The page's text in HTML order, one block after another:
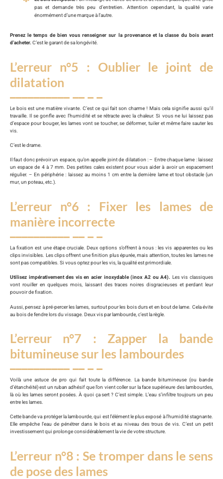
pas et demande très peu d’entretien. Attention cependant, la qualité varie
énormément d’une marque à l’autre.
Prenez le temps de bien vous renseigner sur la provenance et la classe du bois avant
d’acheter. C’est le garant de sa longévité.
L’erreur n°5 : Oublier le joint de
dilatation
Le bois est une matière vivante. C’est ce qui fait son charme ! Mais cela signifie aussi qu’il
travaille. Il se gonfle avec l’humidité et se rétracte avec la chaleur. Si vous ne lui laissez pas
d’espace pour bouger, les lames vont se toucher, se déformer, tuiler et même faire sauter les
vis.
C’est le drame.
Il faut donc prévoir un espace, qu’on appelle joint de dilatation : – Entre chaque lame : laissez
un espace de 4 à 7 mm. Des petites cales existent pour vous aider à avoir un espacement
régulier. – En périphérie : laissez au moins 1 cm entre la dernière lame et tout obstacle (un
mur, un poteau, etc.).
L’erreur n°6 : Fixer les lames de
manière incorrecte
La fixation est une étape cruciale. Deux options s’offrent à nous : les vis apparentes ou les
clips invisibles. Les clips offrent une finition plus épurée, mais attention, toutes les lames ne
sont pas compatibles. Si vous optez pour les vis, la qualité est primordiale.
Utilisez impérativement des vis en acier inoxydable (inox A2 ou A4). Les vis classiques
vont rouiller en quelques mois, laissant des traces noires disgracieuses et perdant leur
pouvoir de fixation.
Aussi, pensez à pré-percer les lames, surtout pour les bois durs et en bout de lame. Cela évite
au bois de fendre lors du vissage. Deux vis par lambourde, c’est la règle.
L’erreur n°7 : Zapper la bande
bitumineuse sur les lambourdes
Voilà une astuce de pro qui fait toute la différence. La bande bitumineuse (ou bande
d’étanchéité) est un ruban adhésif que l’on vient coller sur la face supérieure des lambourdes,
là où les lames seront posées. À quoi ça sert ? C’est simple. L’eau s’infiltre toujours un peu
entre les lames.
Cette bande va protéger la lambourde, qui est l’élément le plus exposé à l’humidité stagnante.
Elle empêche l’eau de pénétrer dans le bois et au niveau des trous de vis. C’est un petit
investissement qui prolonge considérablement la vie de votre structure.
L’erreur n°8 : Se tromper dans le sens
de pose des lames